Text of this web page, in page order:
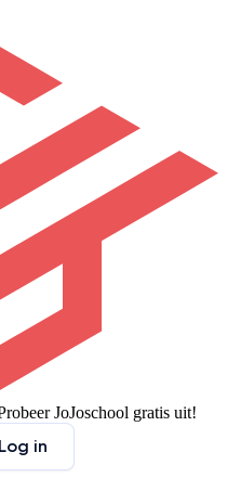
JoJoschool gratis uit!
Log in